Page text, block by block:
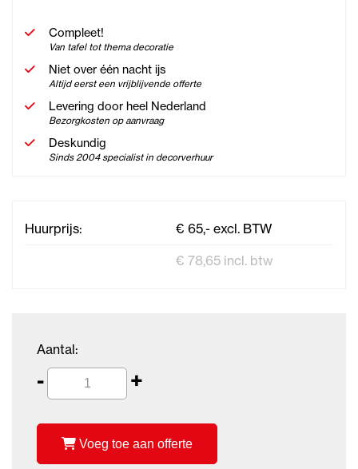
Compleet!
Van tafel tot thema decoratie
Niet over één nacht ijs
Altijd eerst een vrijblijvende offerte
Levering door heel Nederland
Bezorgkosten op aanvraag
Deskundig
Sinds 2004 specialist in decorverhuur
Huurprijs:
€ 65,- excl. BTW
€ 78,65 incl. btw
Aantal:
- +
Voeg toe aan offerte